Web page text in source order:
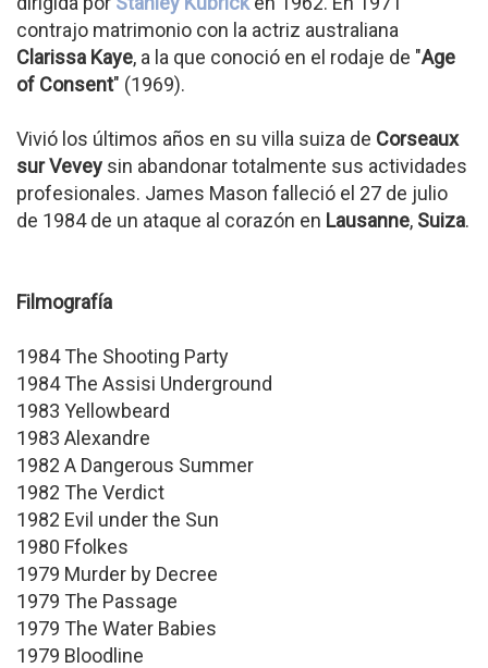
contrajo matrimonio con la actriz australiana
Clarissa Kaye, a la que conoció en el rodaje de "Age
of Consent" (1969).
Vivió los últimos años en su villa suiza de Corseaux
sur Vevey sin abandonar totalmente sus actividades
profesionales. James Mason falleció el 27 de julio
de 1984 de un ataque al corazón en Lausanne, Suiza.
Filmografía
1984 The Shooting Party
1984 The Assisi Underground
1983 Yellowbeard
1983 Alexandre
1982 A Dangerous Summer
1982 The Verdict
1982 Evil under the Sun
1980 Ffolkes
1979 Murder by Decree
1979 The Passage
1979 The Water Babies
1979 Bloodline